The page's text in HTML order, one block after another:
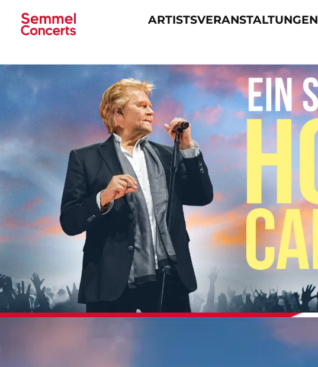
ARTISTSVERANSTALTUNGEN